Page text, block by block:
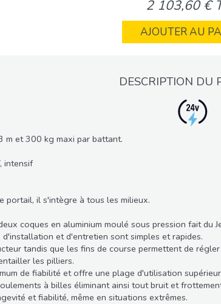
2 103,60 €
AJOUTER AU
DESCRIPTION DU
m et 300 kg maxi par battant.
intensif
portail, il s'intègre à tous les milieux.
coques en aluminium moulé sous pression fait du
et d'entretien sont simples et rapides.
tandis que les fins de course permettent de
les pilliers.
de fiabilité et offre une plage d'utilisation
à billes éliminant ainsi tout bruit et
et fiabilité, même en situations extrêmes.